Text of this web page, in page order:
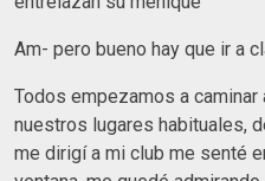
Am- pero bueno hay que ir a
Todos empezamos a
nuestros lugares habituales,
me dirigí a mi club me senté